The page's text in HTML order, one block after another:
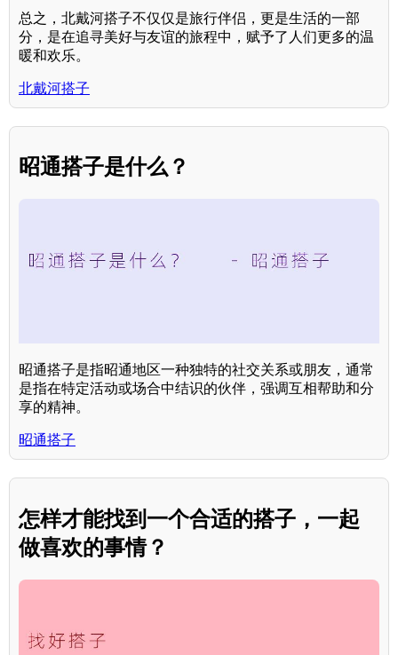
总之，北戴河搭子不仅仅是旅行伴侣，更是生活的一部
分，是在追寻美好与友谊的旅程中，赋予了人们更多的温
暖和欢乐。
北戴河搭子
昭通搭子是什么？
昭通搭子是指昭通地区一种独特的社交关系或朋友，通常
是指在特定活动或场合中结识的伙伴，强调互相帮助和分
享的精神。
昭通搭子
怎样才能找到一个合适的搭子，一起
做喜欢的事情？